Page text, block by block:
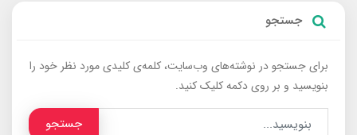
جستجو
برای جستجو در نوشته‌های وب‌سایت، کلمه‌ی کلیدی مورد نظر خود را
بنویسید و بر روی دکمه کلیک کنید.
جستجو